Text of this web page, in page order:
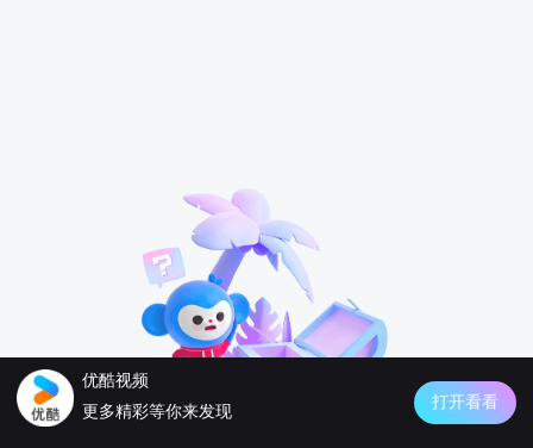
优酷视频
更多精彩等你来发现
打开看看